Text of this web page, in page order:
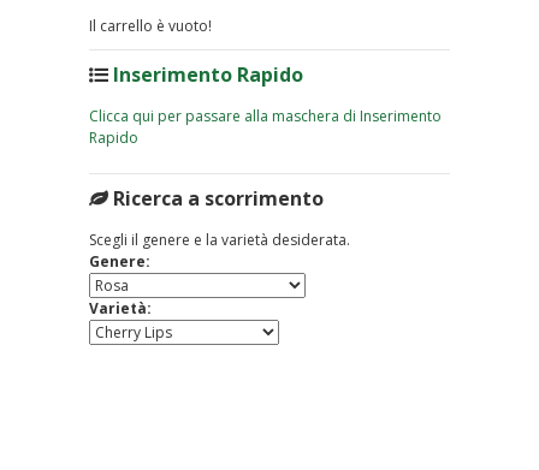
Il carrello è vuoto!
Inserimento Rapido
Clicca qui per passare alla maschera di Inserimento
Rapido
Ricerca a scorrimento
Scegli il genere e la varietà desiderata.
Genere:
Varietà: